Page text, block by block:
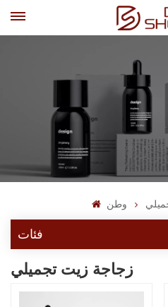
وطن
فئات
زجاجة زيت تجميلي